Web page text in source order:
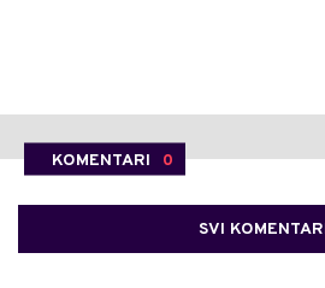
KOMENTARI 0
SVI